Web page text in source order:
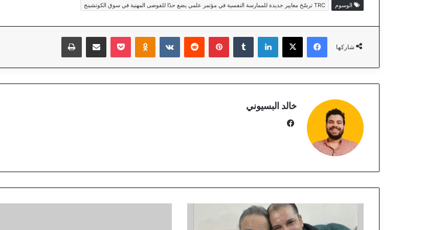
الوسوم TRC ترسّخ معايير جديدة للممارسة النفسية في مؤتمر علمي يضع حدًا للفوضى المهنية في سوق الكوتشينج
شاركها
فيسبوك لينكدإن بينتيريست
خالد البسيوني